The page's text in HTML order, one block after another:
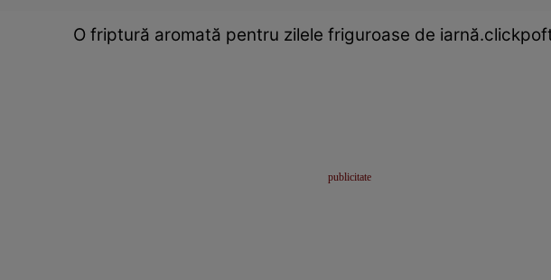
O friptură aromată pentru zilele friguroase de